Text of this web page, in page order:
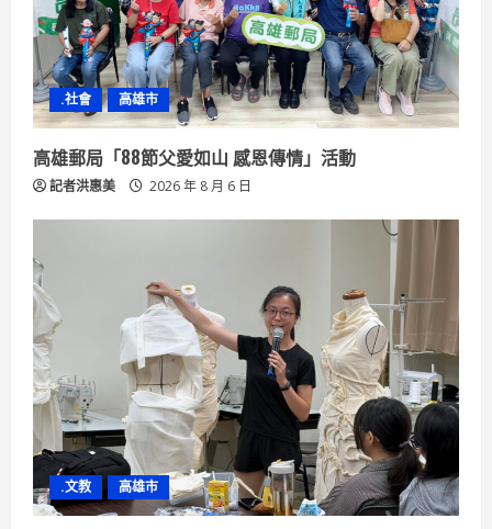
i
n
g
.社會 高雄市
高雄郵局「88節父愛如山 感恩傳情」活動
記者洪惠美 2026 年 8 月 6 日
.文教 高雄市